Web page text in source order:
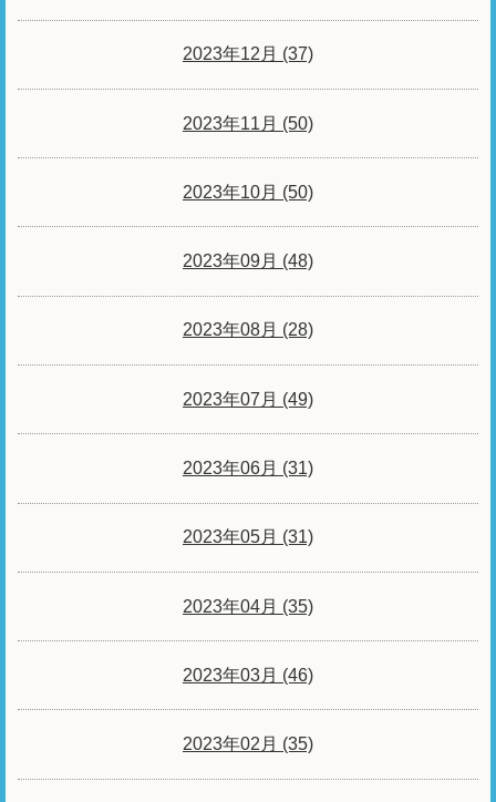
2023年12月 (37)
2023年11月 (50)
2023年10月 (50)
2023年09月 (48)
2023年08月 (28)
2023年07月 (49)
2023年06月 (31)
2023年05月 (31)
2023年04月 (35)
2023年03月 (46)
2023年02月 (35)